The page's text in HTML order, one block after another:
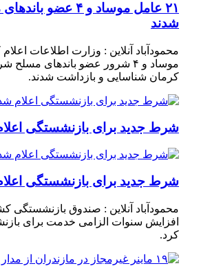
۲۱ عامل موساد و ۴
شدند
موساد و ۴ شرور عضو باند‌های
کرمان شناسایی و بازداشت شدند.
شرط جدید برای بازنشستگی
شرط جدید برای بازنشستگی
محمودآباد آنلاین : صندوق بازنشستگی
افزایش سنوات الزامی خدمت برای
کرد.